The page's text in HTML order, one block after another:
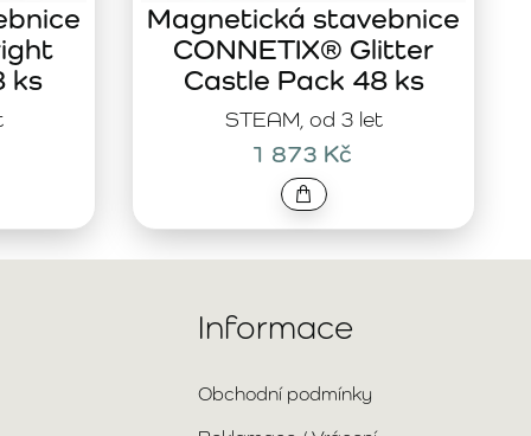
ks
STEAM, od 3 let
Magnetická stavebnice
CONNETIX® Glitter
Castle Pack 48 ks
1 873 Kč
Informace
Obchodní podmínky